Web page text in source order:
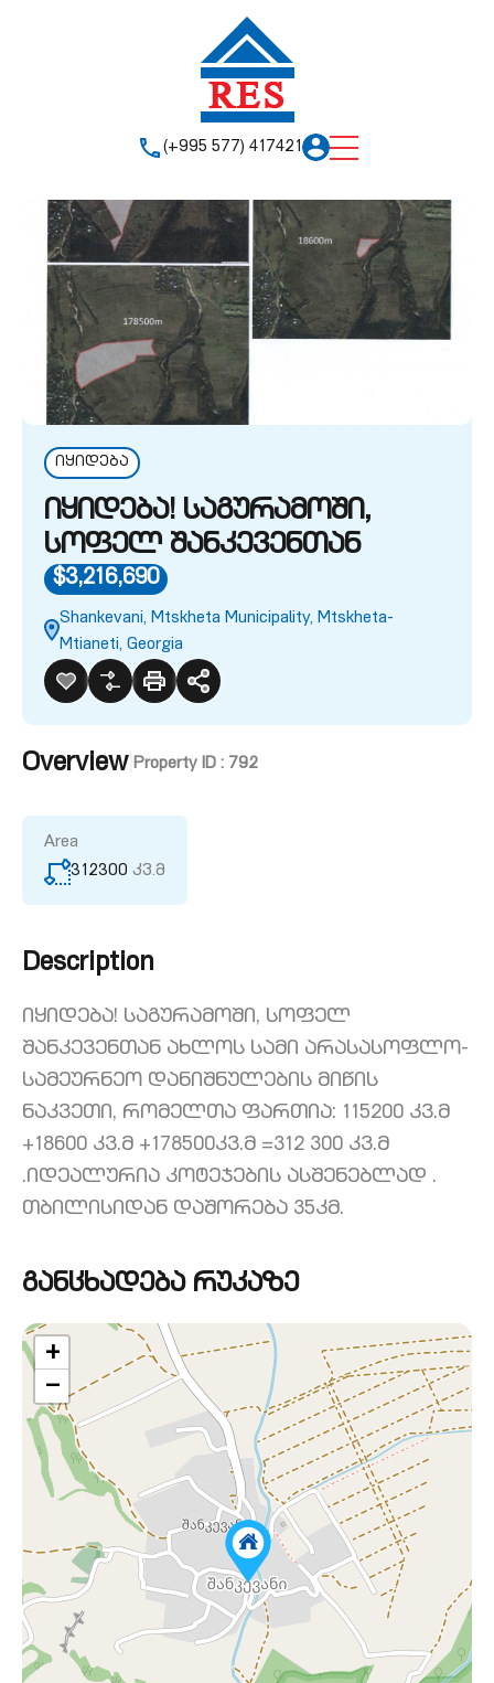
(+995 577) 417421
იყიდება
იყიდება! საგურამოში,
სოფელ შანკევენთან
$3,216,690
Shankevani, Mtskheta Municipality, Mtskheta-
Mtianeti, Georgia
Overview| Property ID : 792
Area
312300 კვ.მ
Description
იყიდება! საგურამოში, სოფელ
შანკევენთან ახლოს სამი არასასოფლო-
სამეურნეო დანიშნულების მიწის
ნაკვეთი, რომელთა ფართია: 115200 კვ.მ
+18600 კვ.მ +178500კვ.მ =312 300 კვ.მ
.იდეალურია კოტეჯების ასშენებლად .
თბილისიდან დაშორება 35კმ.
განცხადება რუკაზე
+
−